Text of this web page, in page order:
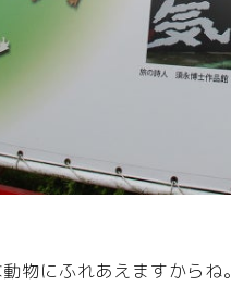
物にふれあえますからね。